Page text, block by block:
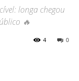
longa chegou
🔥
0
4